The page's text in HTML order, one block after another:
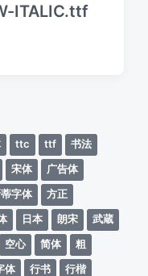
ITALIC.ttf
ttc ttf
书法
宋体
广告体
字体
方正
日本 朗宋
武蔵
空心 简体
粗
体 行书
行楷